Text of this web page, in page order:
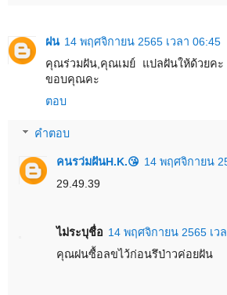
ฝน 14 พฤศจิกายน 2565 เวลา 06:45
คุณร่วมฝัน,คุณเมย์ แปลฝันให้ด้วยค
ขอบคุณคะ
ตอบ
คำตอบ
คนรว่มฝันH.K.😘 14 พฤศจิกายน
29.49.39
ไม่ระบุชื่อ 14 พฤศจิกายน 2565 เว
คุณฝนซื้อลขไว้ก่อนรึป่าวค่อยฝัน